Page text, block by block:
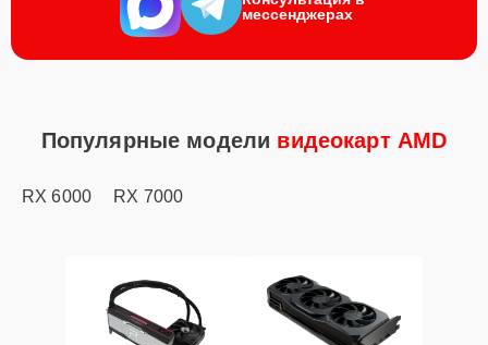
мессенджерах
Популярные модели видеокарт AMD
RX 6000 RX 7000